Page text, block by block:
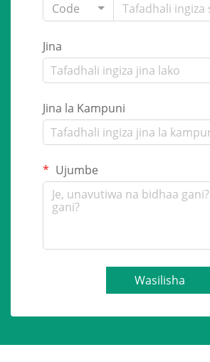
Code
Jina
Jina la Kampuni
Ujumbe
Wasilisha